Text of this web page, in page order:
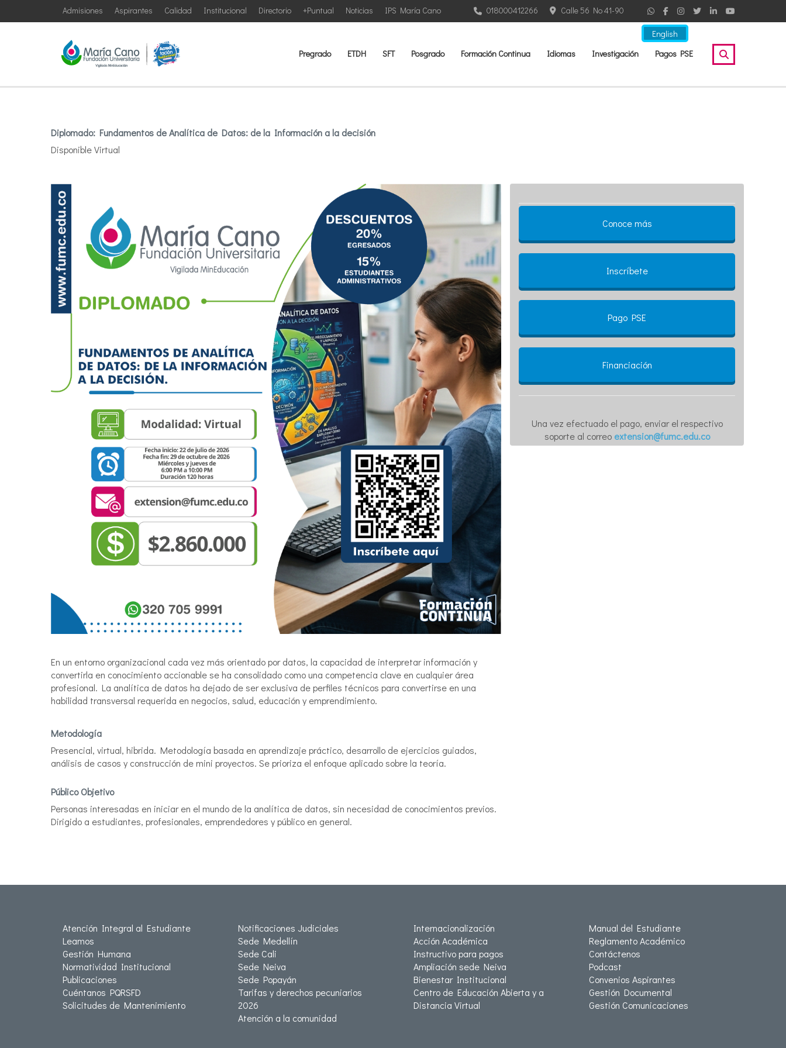
English
IPS María Cano
Noticias
+Puntual
Directorio
Institucional
Calidad
Aspirantes
Admisiones Calle 56 No 41-90
018000412266
Pregrado ETDH SFT Posgrado Formación Continua Idiomas Investigación Pagos PSE
Diplomado: Fundamentos de Analítica de Datos: de la Información a la decisión
Disponible Virtual
En un entorno organizacional cada vez más orientado por datos, la capacidad de interpretar información y
convertirla en conocimiento accionable se ha consolidado como una competencia clave en cualquier área
profesional. La analítica de datos ha dejado de ser exclusiva de perfiles técnicos para convertirse en una
habilidad transversal requerida en negocios, salud, educación y emprendimiento.
Metodología
Presencial, virtual, hibrida. Metodología basada en aprendizaje práctico, desarrollo de ejercicios guiados,
análisis de casos y construcción de mini proyectos. Se prioriza el enfoque aplicado sobre la teoría.
Público Objetivo
Personas interesadas en iniciar en el mundo de la analítica de datos, sin necesidad de conocimientos previos.
Dirigido a estudiantes, profesionales, emprendedores y público en general.
Conoce más
Inscríbete
Pago PSE
Financiación
Una vez efectuado el pago, enviar el respectivo
soporte al correo extension@fumc.edu.co
Atención Integral al Estudiante
Leamos
Gestión Humana
Normatividad Institucional
Publicaciones
Cuéntanos PQRSFD
Solicitudes de Mantenimiento
Notificaciones Judiciales
Sede Medellín
Sede Cali
Sede Neiva
Sede Popayán
Tarifas y derechos pecuniarios
2026
Atención a la comunidad
Internacionalización
Acción Académica
Instructivo para pagos
Ampliación sede Neiva
Bienestar Institucional
Centro de Educación Abierta y a
Distancia Virtual
Manual del Estudiante
Reglamento Académico
Contáctenos
Podcast
Convenios Aspirantes
Gestión Documental
Gestión Comunicaciones